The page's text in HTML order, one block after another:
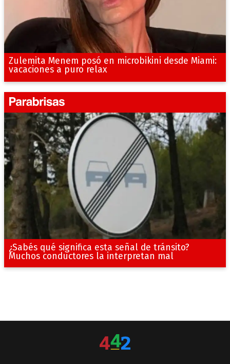
Zulemita Menem posó en microbikini desde Miami:
vacaciones a puro relax
¿Sabés qué significa esta señal de tránsito?
Muchos conductores la interpretan mal